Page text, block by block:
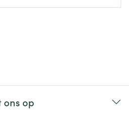
met het seksueel
ons op